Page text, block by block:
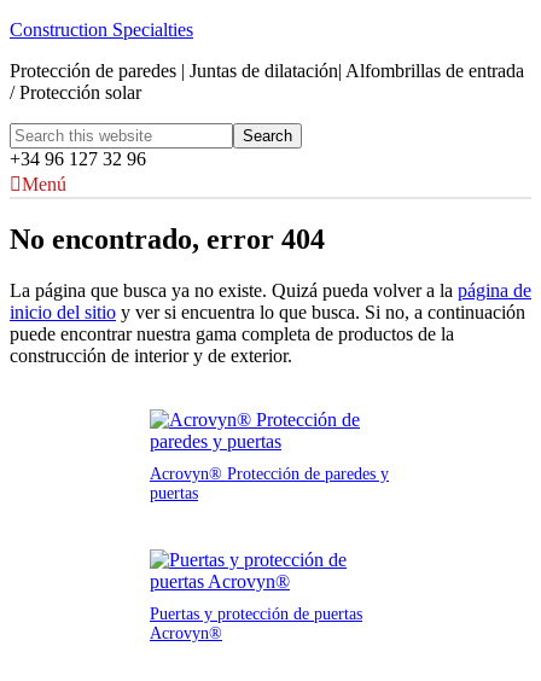
Construction Specialties
Protección de paredes | Juntas de dilatación| Alfombrillas de entrada
/ Protección solar
+34 96 127 32 96
Menú
No encontrado, error 404
La página que busca ya no existe. Quizá pueda volver a la página de
inicio del sitio y ver si encuentra lo que busca. Si no, a continuación
puede encontrar nuestra gama completa de productos de la
construcción de interior y de exterior.
Acrovyn® Protección de paredes y
puertas
Puertas y protección de puertas
Acrovyn®